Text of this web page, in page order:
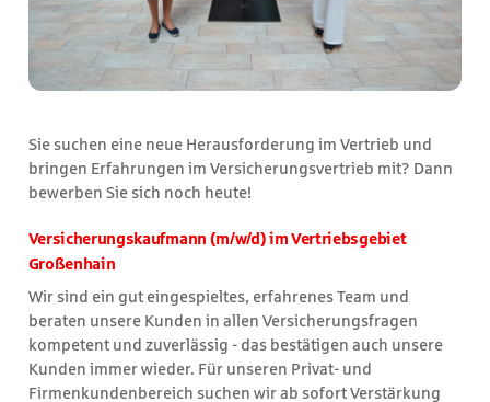
Sie suchen eine neue Herausforderung im Vertrieb und
bringen Erfahrungen im Versicherungsvertrieb mit? Dann
bewerben Sie sich noch heute!
Versicherungskaufmann (m/w/d) im Vertriebsgebiet
Großenhain
Wir sind ein gut eingespieltes, erfahrenes Team und
beraten unsere Kunden in allen Versicherungsfragen
kompetent und zuverlässig - das bestätigen auch unsere
Kunden immer wieder. Für unseren Privat- und
Firmenkundenbereich suchen wir ab sofort Verstärkung